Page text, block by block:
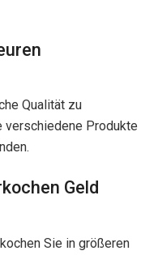
Qualität zu
verschiedene Produkte
Geld
Sie in größeren